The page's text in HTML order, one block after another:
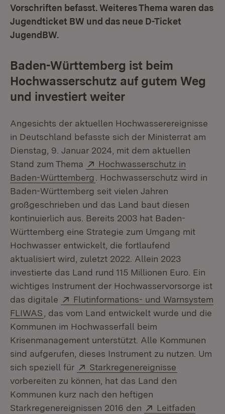
Vorschriften befasst. Weiteres Thema waren das
Jugendticket BW und das neue D-Ticket
JugendBW.
Baden-Württemberg ist beim
Hochwasserschutz auf gutem Weg
und investiert weiter
Angesichts der aktuellen Hochwasserereignisse
in Deutschland befasste sich der Ministerrat am
Dienstag, 9. Januar 2024, mit dem aktuellen
Stand zum Thema
Extern:
Hochwasserschutz in
Baden-Württemberg (Öffnet in neuem Fenster)
. Hochwasserschutz wird in
Baden-Württemberg seit vielen Jahren
großgeschrieben und das Land baut diesen
kontinuierlich aus. Bereits 2003 hat Baden-
Württemberg eine Strategie zum Umgang mit
Hochwasser entwickelt, die fortlaufend
aktualisiert wird, zuletzt 2022. Allein 2023
investierte das Land rund 115 Millionen Euro. Ein
wichtiges Instrument der Hochwasservorsorge ist
das digitale
Extern:
Flutinformations- und Warnsystem
FLIWAS (Öffnet in neuem Fenster)
, das vom Land entwickelt wurde und die
Kommunen im Hochwasserfall beim
Krisenmanagement unterstützt. Alle Kommunen
sind aufgerufen, dieses Instrument zu nutzen. Um
sich speziell für
Extern:
Starkregenereignisse
vorbereiten zu können, hat das Land den
Kommunen kurz nach den heftigen
Starkregenereignissen 2016 den
Extern:
Leitfaden